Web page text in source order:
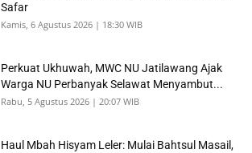
Safar
Kamis, 6 Agustus 2026 | 18:30 WIB
Perkuat Ukhuwah, MWC NU Jatilawang Ajak
Warga NU Perbanyak Selawat Menyambut...
Rabu, 5 Agustus 2026 | 20:07 WIB
Haul Mbah Hisyam Leler: Mulai Bahtsul Masail,